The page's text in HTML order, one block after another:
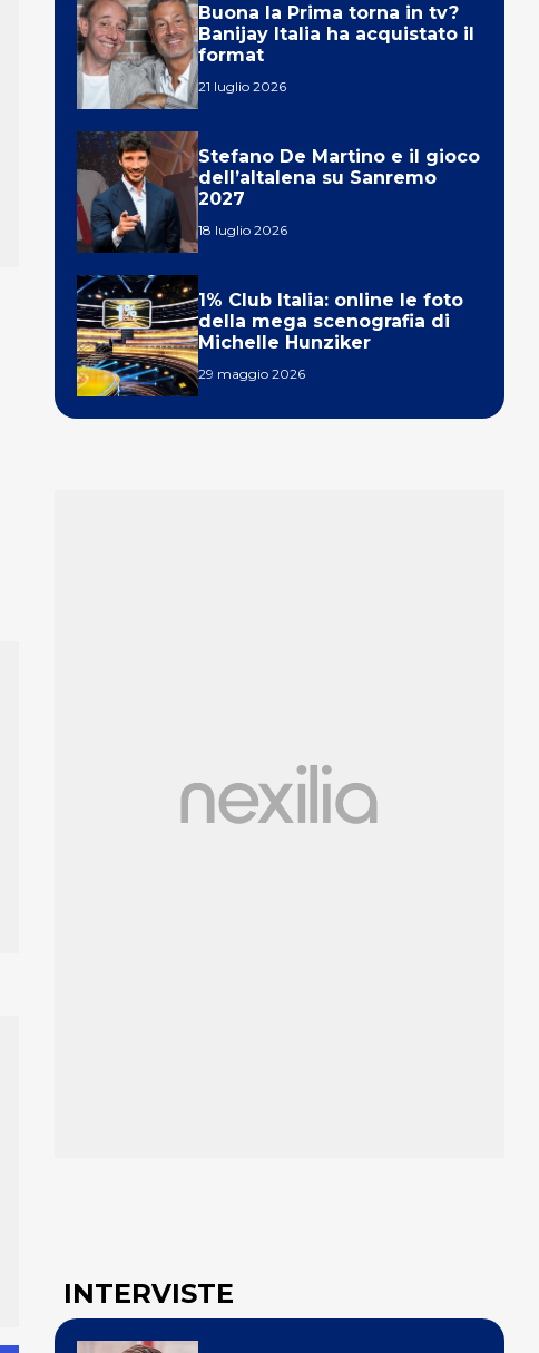
Buona la Prima torna in tv?
Banijay Italia ha acquistato il
format
21 luglio 2026
Stefano De Martino e il gioco
dell’altalena su Sanremo
2027
18 luglio 2026
1% Club Italia: online le foto
della mega scenografia di
Michelle Hunziker
29 maggio 2026
INTERVISTE